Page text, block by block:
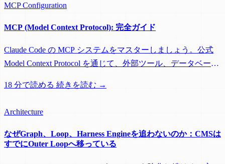
MCPConfiguration
MCP (Model Context Protocol): 完全ガイド
Claude Code の MCP システムをマスターしましょう。公式
Model Context Protocol を通じて、外部ツール、データベー
びます。
18 分で読める 続きを読む →
Architecture
なぜGraph、Loop、Harness Engineを追わないのか：CMSは
すでにOuter Loopへ移っている